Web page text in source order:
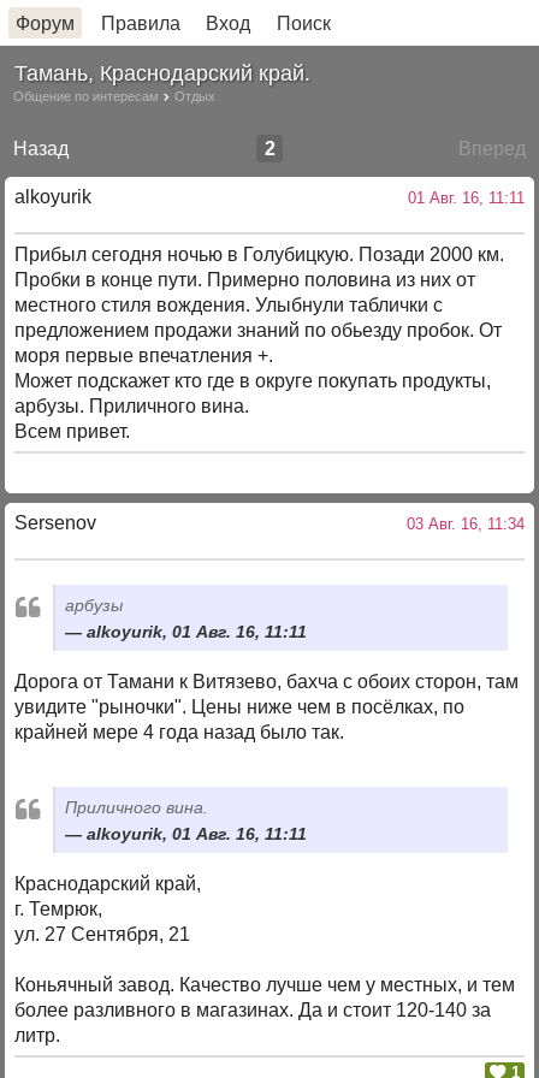
Форум Правила Вход Поиск
Тамань, Краснодарский край.
Общение по интересам Отдых
Назад Вперед
2
alkoyurik 01 Авг. 16, 11:11
Прибыл сегодня ночью в Голубицкую. Позади 2000 км.
Пробки в конце пути. Примерно половина из них от
местного стиля вождения. Улыбнули таблички с
предложением продажи знаний по обьезду пробок. От
моря первые впечатления +.
Может подскажет кто где в округе покупать продукты,
арбузы. Приличного вина.
Всем привет.
Sersenov 03 Авг. 16, 11:34
арбузы
alkoyurik, 01 Авг. 16, 11:11
Дорога от Тамани к Витязево, бахча с обоих сторон, там
увидите "рыночки". Цены ниже чем в посёлках, по
крайней мере 4 года назад было так.
Приличного вина.
alkoyurik, 01 Авг. 16, 11:11
Краснодарский край,
г. Темрюк,
ул. 27 Сентября, 21
Коньячный завод. Качество лучше чем у местных, и тем
более разливного в магазинах. Да и стоит 120-140 за
литр.
1